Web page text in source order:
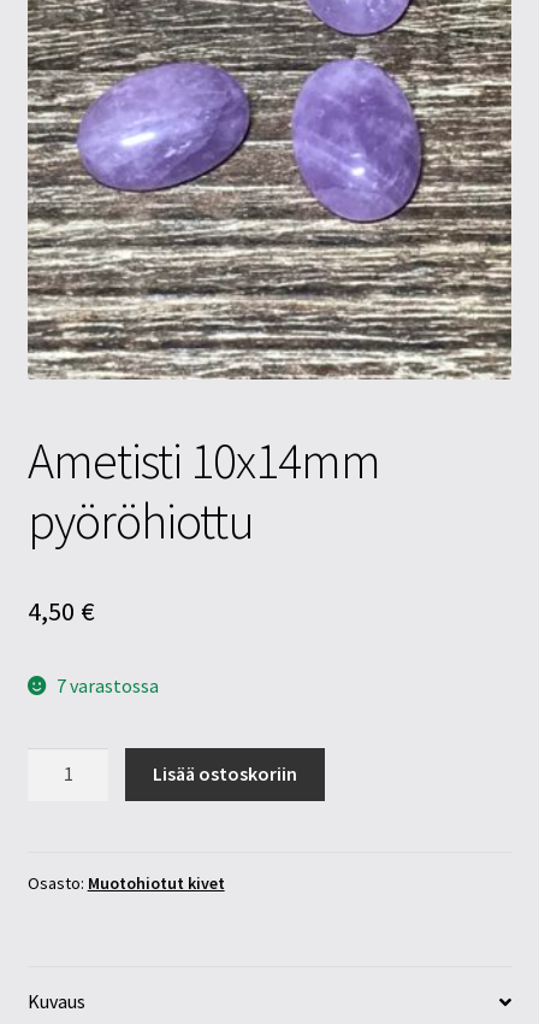
Tietosuojaseloste
Tuotteet
Yritysinfo
Ametisti 10x14mm
pyöröhiottu
4,50 €
7 varastossa
Lisää ostoskoriin
Osasto: Muotohiotut kivet
Kuvaus